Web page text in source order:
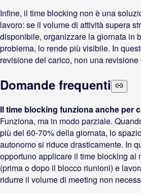
Infine, il time blocking non è una
lavoro: se il volume di attività supera
disponibile, organizzare la giornata in
problema, lo rende più visibile. In
revisione del carico, non una revisione
Domande frequenti
Il time blocking funziona anche per
Funziona, ma in modo parziale.
più del 60-70% della giornata, lo
autonomo si riduce drasticamente. In
opportuno applicare il time blocking ai
(prima o dopo il blocco riunioni) e
ridurre il volume di meeting non